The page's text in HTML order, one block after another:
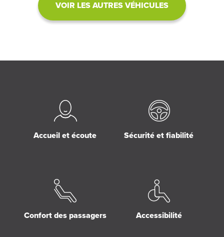
VOIR LES AUTRES VÉHICULES
Accueil et écoute Sécurité et fiabilité
Confort des passagers Accessibilité